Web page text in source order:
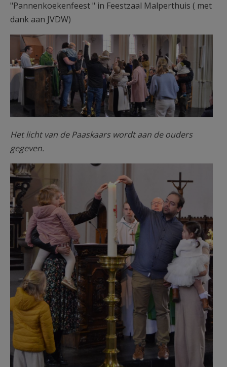
"Pannenkoekenfeest " in Feestzaal Malperthuis ( met
dank aan JVDW)
Kaarsen.jpg
Het licht van de Paaskaars wordt aan de ouders
gegeven.
Lichtmis 01.jpg